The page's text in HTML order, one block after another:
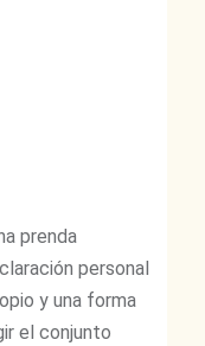
prenda
personal
y una forma
el conjunto